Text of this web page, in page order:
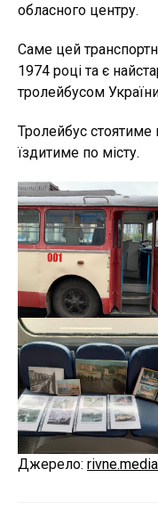
обласного центру.
Саме цей
1974 році та є
тролейбусом
Тролейбус стоятиме
їздитиме по місту.
Джерело: rivne.media